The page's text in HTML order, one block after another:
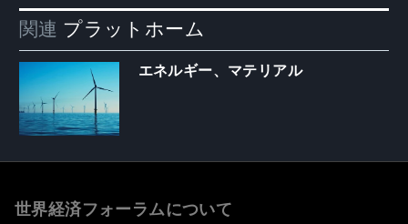
関連 プラットホーム
エネルギー、マテリアル
世界経済フォーラムについて